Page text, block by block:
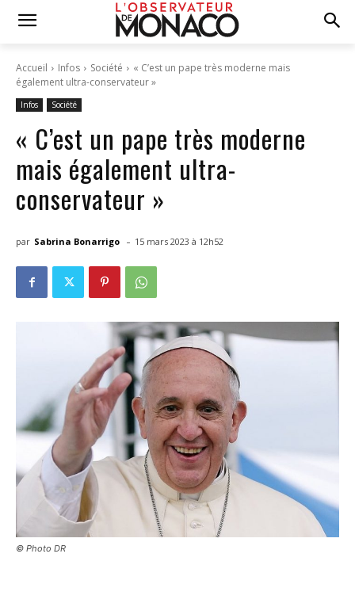
Accueil Infos Société
« C’est un pape très moderne mais
également ultra-conservateur »
Infos Société
« C’est un pape très moderne
mais également ultra-
conservateur »
par Sabrina Bonarrigo - 15 mars 2023 à 12h52
© Photo DR